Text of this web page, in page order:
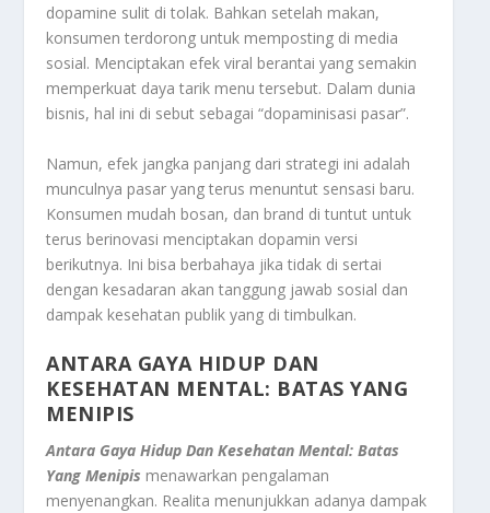
dopamine sulit di tolak. Bahkan setelah makan,
konsumen terdorong untuk memposting di media
sosial. Menciptakan efek viral berantai yang semakin
memperkuat daya tarik menu tersebut. Dalam dunia
bisnis, hal ini di sebut sebagai “dopaminisasi pasar”.
Namun, efek jangka panjang dari strategi ini adalah
munculnya pasar yang terus menuntut sensasi baru.
Konsumen mudah bosan, dan brand di tuntut untuk
terus berinovasi menciptakan dopamin versi
berikutnya. Ini bisa berbahaya jika tidak di sertai
dengan kesadaran akan tanggung jawab sosial dan
dampak kesehatan publik yang di timbulkan.
ANTARA GAYA HIDUP DAN
KESEHATAN MENTAL: BATAS YANG
MENIPIS
Antara Gaya Hidup Dan Kesehatan Mental: Batas
Yang Menipis menawarkan pengalaman
menyenangkan. Realita menunjukkan adanya dampak